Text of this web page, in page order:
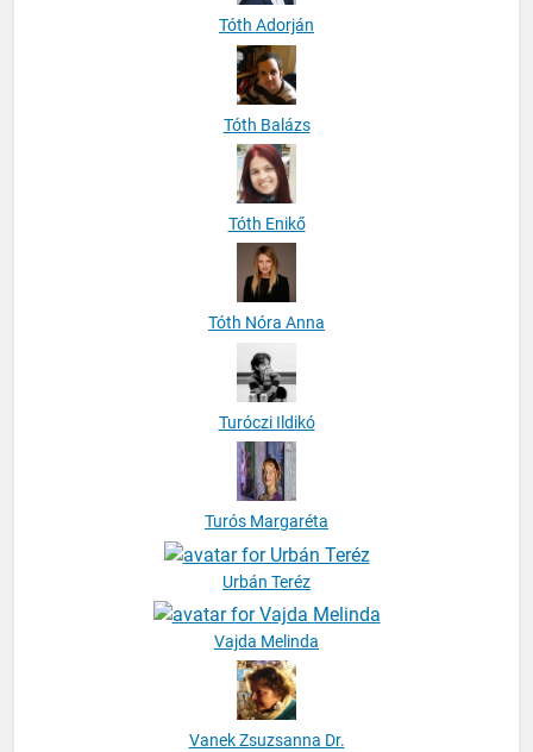
Tóth Adorján
Tóth Balázs
Tóth Enikő
Tóth Nóra Anna
Turóczi Ildikó
Turós Margaréta
Urbán Teréz
Vajda Melinda
Vanek Zsuzsanna Dr.